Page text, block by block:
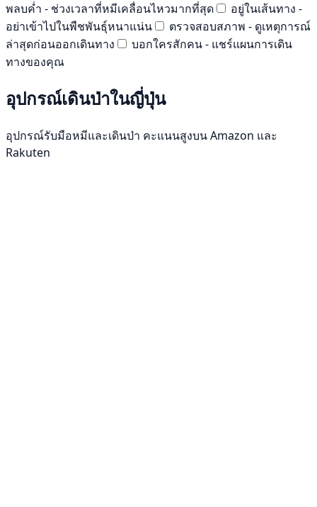
พลบค่ำ - ช่วงเวลาที่หมีเคลื่อนไหวมากที่สุด
อยู่ในเส้นทาง -
อย่าเข้าไปในพืชพันธุ์หนาแน่น
ตรวจสอบสภาพ - ดูเหตุการณ์
ล่าสุดก่อนออกเดินทาง
บอกใครสักคน - แชร์แผนการเดิน
ทางของคุณ
อุปกรณ์เดินป่าในญี่ปุ่น
อุปกรณ์รับมือหมีและเดินป่า คะแนนสูงบน Amazon และ
Rakuten